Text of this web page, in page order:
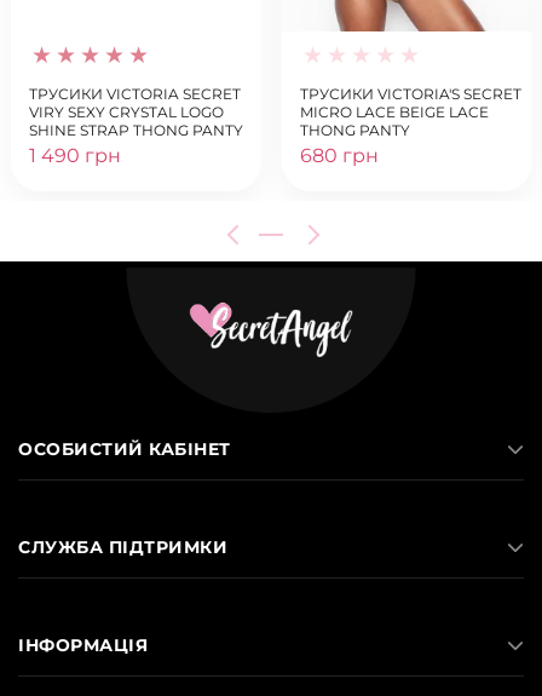
ТРУСИКИ VICTORIA SECRET
VIRY SEXY CRYSTAL LOGO
SHINE STRAP THONG PANTY
LIPSTICK
1 490 грн
ТРУСИКИ VICTORIA'S SECRET
MICRO LACE BEIGE LACE
THONG PANTY
680 грн
ОСОБИСТИЙ КАБІНЕТ
СЛУЖБА ПІДТРИМКИ
ІНФОРМАЦІЯ